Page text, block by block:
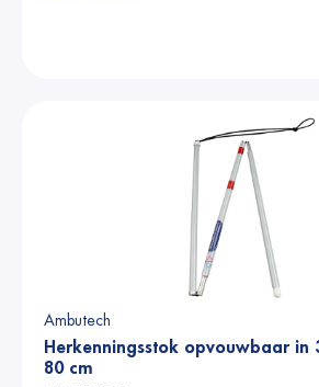
Ambutech
Herkenningsstok opvouwbaar in
80 cm